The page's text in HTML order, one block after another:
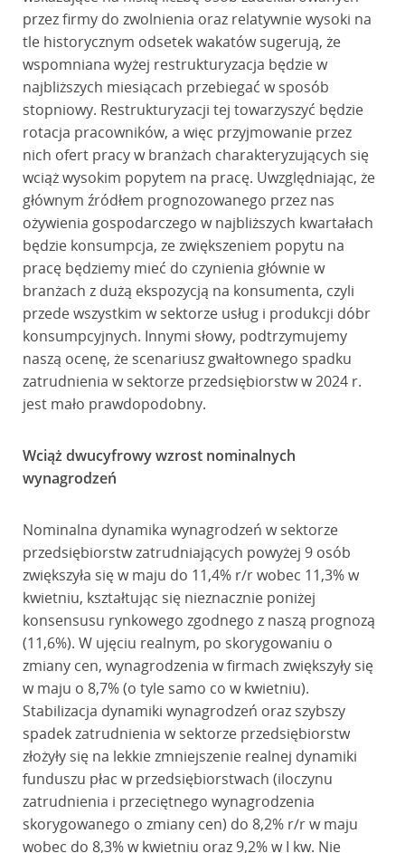
przez firmy do zwolnienia oraz relatywnie wysoki na
tle historycznym odsetek wakatów sugerują, że
wspomniana wyżej restrukturyzacja będzie w
najbliższych miesiącach przebiegać w sposób
stopniowy. Restrukturyzacji tej towarzyszyć będzie
rotacja pracowników, a więc przyjmowanie przez
nich ofert pracy w branżach charakteryzujących się
wciąż wysokim popytem na pracę. Uwzględniając, że
głównym źródłem prognozowanego przez nas
ożywienia gospodarczego w najbliższych kwartałach
będzie konsumpcja, ze zwiększeniem popytu na
pracę będziemy mieć do czynienia głównie w
branżach z dużą ekspozycją na konsumenta, czyli
przede wszystkim w sektorze usług i produkcji dóbr
konsumpcyjnych. Innymi słowy, podtrzymujemy
naszą ocenę, że scenariusz gwałtownego spadku
zatrudnienia w sektorze przedsiębiorstw w 2024 r.
jest mało prawdopodobny.
Wciąż dwucyfrowy wzrost nominalnych
wynagrodzeń
Nominalna dynamika wynagrodzeń w sektorze
przedsiębiorstw zatrudniających powyżej 9 osób
zwiększyła się w maju do 11,4% r/r wobec 11,3% w
kwietniu, kształtując się nieznacznie poniżej
konsensusu rynkowego zgodnego z naszą prognozą
(11,6%). W ujęciu realnym, po skorygowaniu o
zmiany cen, wynagrodzenia w firmach zwiększyły się
w maju o 8,7% (o tyle samo co w kwietniu).
Stabilizacja dynamiki wynagrodzeń oraz szybszy
spadek zatrudnienia w sektorze przedsiębiorstw
złożyły się na lekkie zmniejszenie realnej dynamiki
funduszu płac w przedsiębiorstwach (iloczynu
zatrudnienia i przeciętnego wynagrodzenia
skorygowanego o zmiany cen) do 8,2% r/r w maju
wobec do 8,3% w kwietniu oraz 9,2% w I kw. Nie